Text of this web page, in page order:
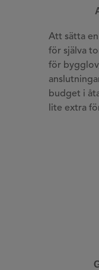
Att sätta
för själva
för
budget i
lite extra